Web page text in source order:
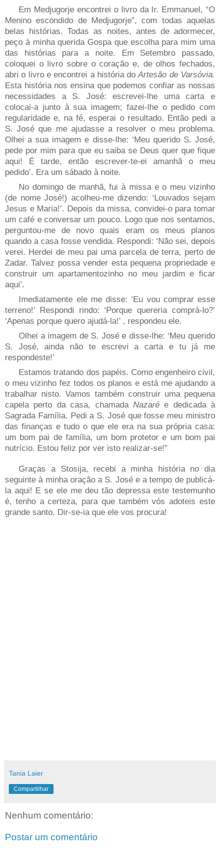
Em Medjugorje encontrei o livro da Ir. Emmanuel, “O
Menino escondido de Medjugorje”, com todas aquelas
belas histórias. Todas as noites, antes de adormecer,
peço à minha querida Gospa que escolha para mim uma
das histórias para a noite. Em Setembro passado,
coloquei o livro sobre o coração e, de olhos fechados,
abri o livro e encontrei a história doArtesão de Varsóvia.
Esta história nos ensina que podemos confiar as nossas
necessidades a S. José: escrevei-lhe uma carta e
colocai-a junto à sua imagem; fazei-lhe o pedido com
regularidade e, na fé, esperai o resultado. Então pedi a
S. José que me ajudasse a resolver o meu problema.
Olhei a sua imagem e disse-lhe: ‘Meu querido S. José,
pede por mim para que eu saiba se Deus quer que fique
aqui! É tarde, então escrever-te-ei amanhã o meu
pedido’. Era um sábado à noite.
No domingo de manhã, fui à missa e o meu vizinho
(de nome José!) acolheu-me dizendo: ‘Louvados sejam
Jesus e Maria!’. Depois da missa, convidei-o para tomar
um café e conversar um pouco. Logo que nos sentamos,
perguntou-me de novo quais eram os meus planos
quando a casa fosse vendida. Respondi: ‘Não sei, depois
verei. Herdei de meu pai uma parcela de terra, perto de
Zadar. Talvez possa vender esta pequena propriedade e
construir um apartamentozinho no meu jardim e ficar
aqui’.
Imediatamente ele me disse: ‘Eu vou comprar esse
terreno!’ Respondi rindo: ‘Porque quereria comprá-lo?’
‘Apenas porque quero ajudá-la!’ , respondeu ele.
Olhei a imagem de S. José e disse-lhe: ‘Meu querido
S. José, ainda não te escrevi a carta e tu já me
respondeste!’
Estamos tratando dos papéis. Como engenheiro civil,
o meu vizinho fez todos os planos e está me ajudando a
trabalhar nisto. Vamos também construir uma pequena
capela perto da casa, chamadaNazarée dedicada à
Sagrada Família. Pedi a S. José que fosse meu ministro
das finanças e tudo o que ele era na sua própria casa:
um bom pai de família, um bom protetor e um bom pai
nutrício. Estou feliz por ver isto realizar-se!”
Graças a Stosija, recebi a minha história no dia
seguinte à minha oração a S. José e a tempo de publicá-
la aqui! E se ele me deu tão depressa este testemunho
é, tenho a certeza, para que também vós adoteis este
grande santo. Dir-se-ia que ele vos procura!
Tania Laier
Compartilhar
Nenhum comentário:
Postar um comentário